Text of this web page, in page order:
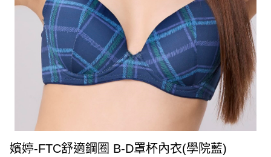
嬪婷-FTC舒適鋼圈 B-D罩杯內衣(學院藍)